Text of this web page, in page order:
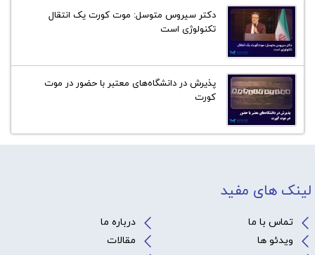
دکتر سیروس متوسل: موت کورت یک انتقال
تکنولوژی است
پذیرش در دانشگاه‌های معتبر با حضور در موت
کورت
لینک های مفید
تماس با ما
درباره ما
ویدئو ها
مقالات